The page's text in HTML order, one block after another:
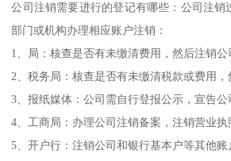
公司注销需要进行的登记有哪些：公司注销
部门或机构办理相应账户注销：
1、局：核查是否有未缴清费用，然后注销公
2、税务局：核查是否有未缴清税款或费用，
3、报纸媒体：公司需自行登报公示，宣告公
4、工商局：办理公司注销备案，注销营业执
5、开户行：注销公司和银行基本户等其他账